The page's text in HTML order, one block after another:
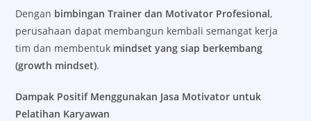
Dengan bimbingan Trainer dan Motivator Profesional,
perusahaan dapat membangun kembali semangat kerja
tim dan membentuk mindset yang siap berkembang
(growth mindset).
Dampak Positif Menggunakan Jasa Motivator untuk
Pelatihan Karyawan